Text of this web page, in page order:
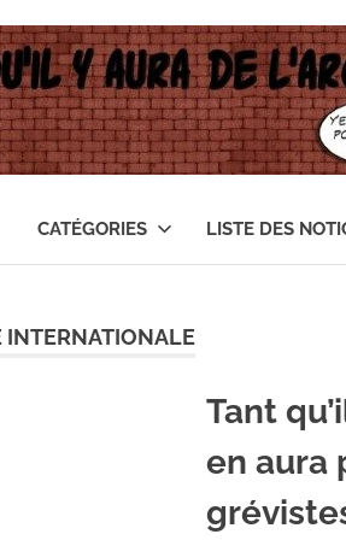
CATÉGORIES LISTE DES
INTERNATIONALE
Tant
en aura